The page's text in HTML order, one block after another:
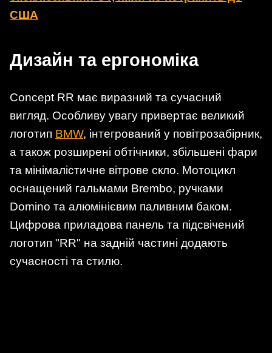
США
Дизайн та ергономіка
Concept RR має виразний та сучасний
вигляд. Особливу увагу привертає великий
логотип BMW, інтегрований у повітрозабірник,
а також розширені обтічники, збільшені фари
та мінімалістичне вітрове скло. Мотоцикл
оснащений гальмами Brembo, ручками
Domino та алюмінієвим паливним баком.
Цифрова приладова панель та підсвічений
логотип "RR" на задній частині додають
сучасності та стилю.